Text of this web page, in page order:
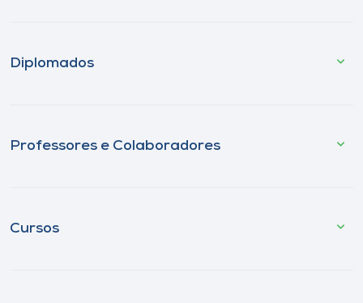
Diplomados
Professores e Colaboradores
Cursos